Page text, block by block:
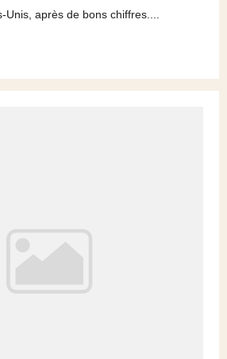
Unis, après de bons chiffres....